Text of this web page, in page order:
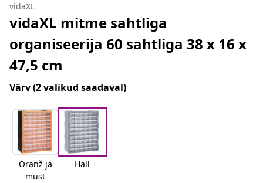
vidaXL
vidaXL mitme sahtliga
organiseerija 60 sahtliga 38 x 16 x
47,5 cm
Värv(2 valikud saadaval)
Oranž ja
must
Hall